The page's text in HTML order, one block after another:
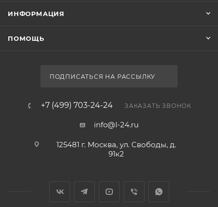
ИНФОРМАЦИЯ
ПОМОЩЬ
ПОДПИСАТЬСЯ НА РАССЫЛКУ
+7 (499) 703-24-24 ЗАКАЗАТЬ ЗВОНОК
info@l-24.ru
125481 г. Москва, ул. Свободы, д.
91к2